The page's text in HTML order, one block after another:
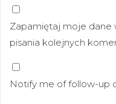
Zapamiętaj moje dane
pisania kolejnych
Notify me of follow-up